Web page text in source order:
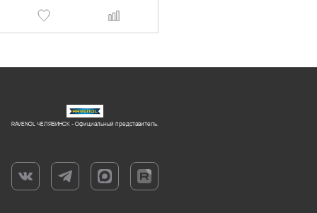
RAVENOL ЧЕЛЯБИНСК - Официальный представитель.